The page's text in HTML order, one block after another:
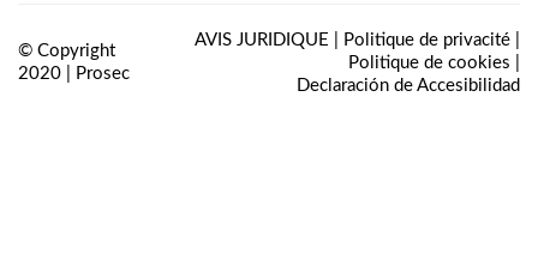
AVIS JURIDIQUE Politique de privacité
Politique de cookies
Declaración de Accesibilidad
© Copyright
2020 |
Prosec